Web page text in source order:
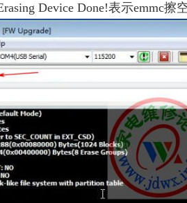
Device Done!表示emmc擦